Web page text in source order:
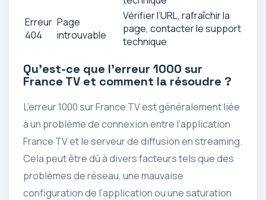
Erreur
404
Page
introuvable
Vérifier l’URL, rafraîchir la
page, contacter le support
technique
Qu’est-ce que l’erreur 1000 sur
France TV et comment la résoudre ?
L’erreur 1000 sur France TV est généralement liée
à un problème de connexion entre l’application
France TV et le serveur de diffusion en streaming.
Cela peut être dû à divers facteurs tels que des
problèmes de réseau, une mauvaise
configuration de l’application ou une saturation